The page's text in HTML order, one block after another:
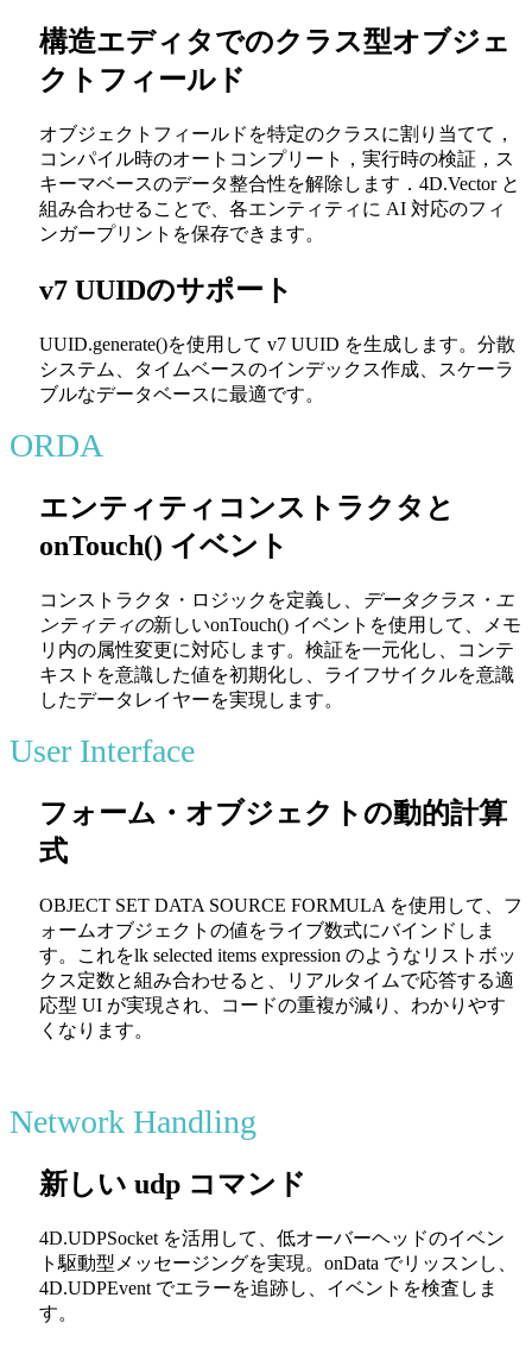
構造エディタでのクラス型オブジェ
クトフィールド
オブジェクトフィールドを特定のクラスに割り当てて，
コンパイル時のオートコンプリート，実行時の検証，ス
キーマベースのデータ整合性を解除します． 4D.Vectorと
組み合わせることで、各エンティティに AI 対応のフィ
ンガープリントを保存できます。
v7 UUIDのサポート
UUID.generate()を使用して v7 UUID を生成します。分散
システム、タイムベースのインデックス作成、スケーラ
ブルなデータベースに最適です。
ORDA
エンティティコンストラクタと
onTouch() イベント
コンストラクタ・ロジックを定義し、
データクラス・エ
ンティティの新しいonTouch() イベントを使用して、メモ
リ内の属性変更に対応します。検証を一元化し、コンテ
キストを意識した値を初期化し、ライフサイクルを意識
したデータレイヤーを実現します。
User Interface
フォーム・オブジェクトの動的計算
式
OBJECT SET DATA SOURCE FORMULA を使用して、フ
ォームオブジェクトの値をライブ数式にバインドしま
す。これをlk selected items expression のようなリストボッ
クス定数と組み合わせると、リアルタイムで応答する適
応型 UI が実現され、コードの重複が減り、わかりやす
くなります。
Network Handling
新しい udp コマンド
4D.UDPSocket を活用して、低オーバーヘッドのイベン
ト駆動型メッセージングを実現。 onData でリッスンし、
4D.UDPEvent でエラーを追跡し、イベントを検査しま
す。